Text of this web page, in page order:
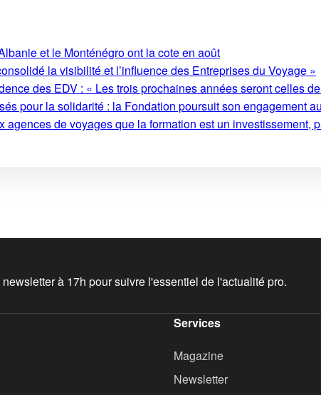
et le Monténégro ont la cote en août
la visibilité et l’influence des Entreprises du Voyage »
des EDV : « Les trois prochaines années seront celles
pour la solidarité : la Fondation poursuit son engagement
agences de voyages que la formation est un investissement,
à 17h pour suivre l'essentiel de l'actualité pro.
Services
Magazine
Newsletter